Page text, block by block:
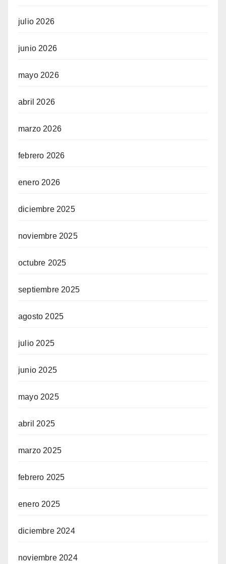
julio 2026
junio 2026
mayo 2026
abril 2026
marzo 2026
febrero 2026
enero 2026
diciembre 2025
noviembre 2025
octubre 2025
septiembre 2025
agosto 2025
julio 2025
junio 2025
mayo 2025
abril 2025
marzo 2025
febrero 2025
enero 2025
diciembre 2024
noviembre 2024